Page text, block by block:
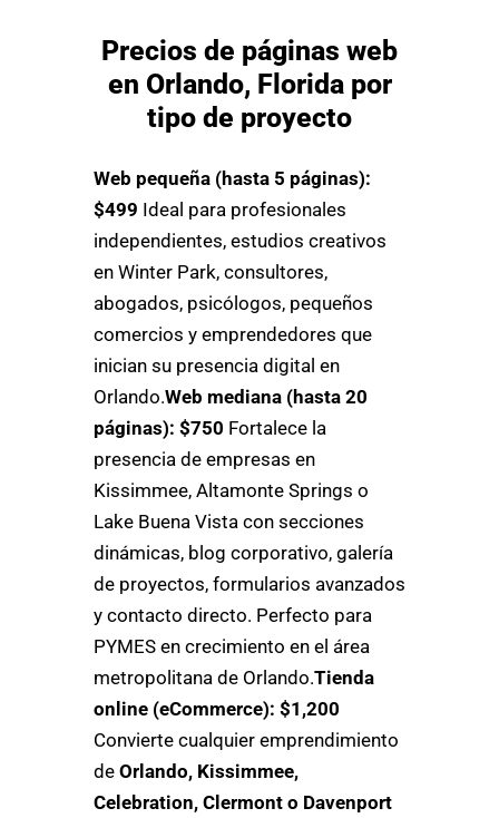
Precios de páginas web
en Orlando, Florida por
tipo de proyecto
Web pequeña (hasta 5 páginas):
$499 Ideal para profesionales
independientes, estudios creativos
en Winter Park, consultores,
abogados, psicólogos, pequeños
comercios y emprendedores que
inician su presencia digital en
Orlando.Web mediana (hasta 20
páginas): $750 Fortalece la
presencia de empresas en
Kissimmee, Altamonte Springs o
Lake Buena Vista con secciones
dinámicas, blog corporativo, galería
de proyectos, formularios avanzados
y contacto directo. Perfecto para
PYMES en crecimiento en el área
metropolitana de Orlando.Tienda
online (eCommerce): $1,200
Convierte cualquier emprendimiento
de Orlando, Kissimmee,
Celebration, Clermont o Davenport